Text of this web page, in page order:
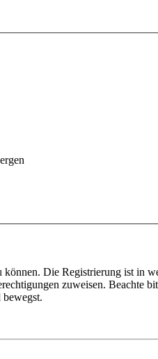
können. Die Registrierung ist
zuweisen. Beachte